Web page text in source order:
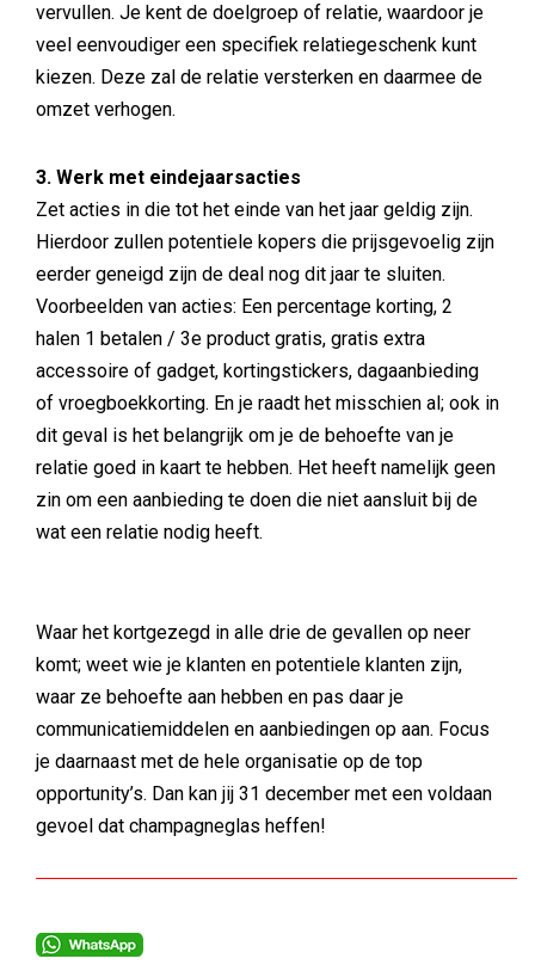
vervullen. Je kent de doelgroep of relatie, waardoor je
veel eenvoudiger een specifiek relatiegeschenk kunt
kiezen. Deze zal de relatie versterken en daarmee de
omzet verhogen.
3. Werk met eindejaarsacties
Zet acties in die tot het einde van het jaar geldig zijn.
Hierdoor zullen potentiele kopers die prijsgevoelig zijn
eerder geneigd zijn de deal nog dit jaar te sluiten.
Voorbeelden van acties: Een percentage korting, 2
halen 1 betalen / 3e product gratis, gratis extra
accessoire of gadget, kortingstickers, dagaanbieding
of vroegboekkorting. En je raadt het misschien al; ook in
dit geval is het belangrijk om je de behoefte van je
relatie goed in kaart te hebben. Het heeft namelijk geen
zin om een aanbieding te doen die niet aansluit bij de
wat een relatie nodig heeft.
Waar het kortgezegd in alle drie de gevallen op neer
komt; weet wie je klanten en potentiele klanten zijn,
waar ze behoefte aan hebben en pas daar je
communicatiemiddelen en aanbiedingen op aan. Focus
je daarnaast met de hele organisatie op de top
opportunity’s. Dan kan jij 31 december met een voldaan
gevoel dat champagneglas heffen!